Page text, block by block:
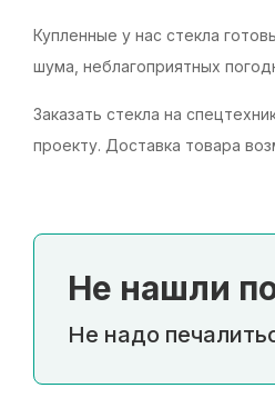
Купленные у нас стекла
шума, неблагоприятных
Заказать стекла на
проекту. Доставка товара
Не нашли
Не надо